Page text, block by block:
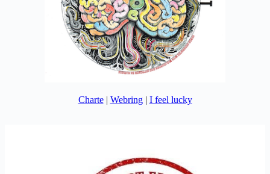
Charte| Webring| I feel lucky